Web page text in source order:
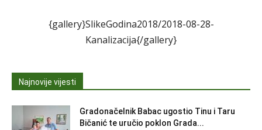
{gallery}SlikeGodina2018/2018-08-28-
Kanalizacija{/gallery}
Najnovije vijesti
Gradonačelnik Babac ugostio Tinu i Taru
Bičanić te uručio poklon Grada...